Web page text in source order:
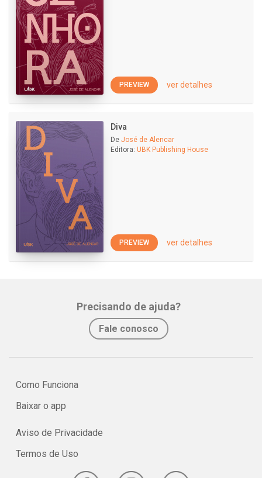
PREVIEW ver detalhes
Diva
De José de Alencar
Editora: UBK Publishing House
PREVIEW ver detalhes
Precisando de ajuda?
Fale conosco
Como Funciona
Baixar o app
Aviso de Privacidade
Termos de Uso